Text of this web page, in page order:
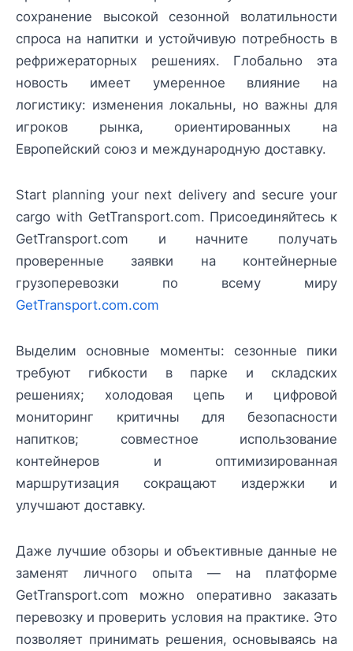
сохранение высокой сезонной волатильности
спроса на напитки и устойчивую потребность в
рефрижераторных решениях. Глобально эта
новость имеет умеренное влияние на
логистику: изменения локальны, но важны для
игроков рынка, ориентированных на
Европейский союз и международную доставку.
Start planning your next delivery and secure your
cargo with GetTransport.com. Присоединяйтесь к
GetTransport.com и начните получать
проверенные заявки на контейнерные
грузоперевозки по всему миру
GetTransport.com.com
Выделим основные моменты: сезонные пики
требуют гибкости в парке и складских
решениях; холодовая цепь и цифровой
мониторинг критичны для безопасности
напитков; совместное использование
контейнеров и оптимизированная
маршрутизация сокращают издержки и
улучшают доставку.
Даже лучшие обзоры и объективные данные не
заменят личного опыта — на платформе
GetTransport.com можно оперативно заказать
перевозку и проверить условия на практике. Это
позволяет принимать решения, основываясь на